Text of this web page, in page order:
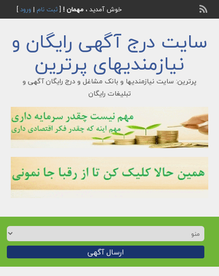
خوش آمدید ، مهمان ![ثبت نام | ورود]
سایت درج آگهی رایگان و
نیازمندیهای پرترین
پرترین: سایت نیازمندیها و بانک مشاغل و درج رایگان آگهی و
تبلیغات رایگان
ارسال آگهی